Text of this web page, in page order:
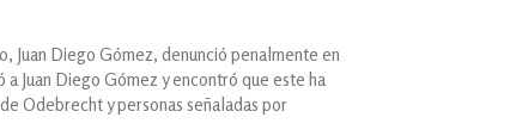
Juan Diego Gómez, denunció penalmente en
Juan Diego Gómez y encontró que este ha
Odebrecht y personas señaladas por